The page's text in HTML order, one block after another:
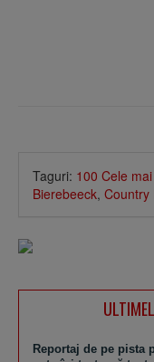
Taguri: 100 Cele
Bierebeeck, Country
Reportaj de pe pista